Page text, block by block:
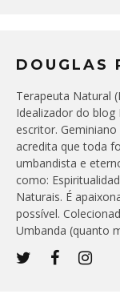
DOUGLAS
Terapeuta Natural
Idealizador do
escritor.
acredita que toda
umbandista e
como:
Naturais. É
possível.
Umbanda (quanto